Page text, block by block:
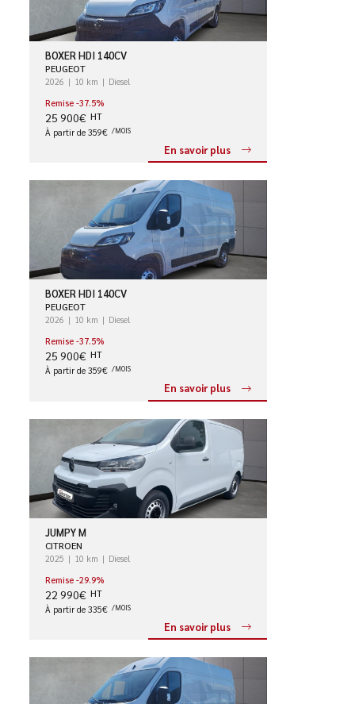
BOXER HDI 140CV
PEUGEOT
2026 10 km
Diesel
Remise -37.5%
25 900€ HT
À partir de 359€ /MOIS
En savoir plus
BOXER HDI 140CV
PEUGEOT
2026 10 km
Diesel
Remise -37.5%
25 900€ HT
À partir de 359€ /MOIS
En savoir plus
JUMPY M
CITROEN
2025 10 km
Diesel
Remise -29.9%
22 990€ HT
À partir de 335€ /MOIS
En savoir plus